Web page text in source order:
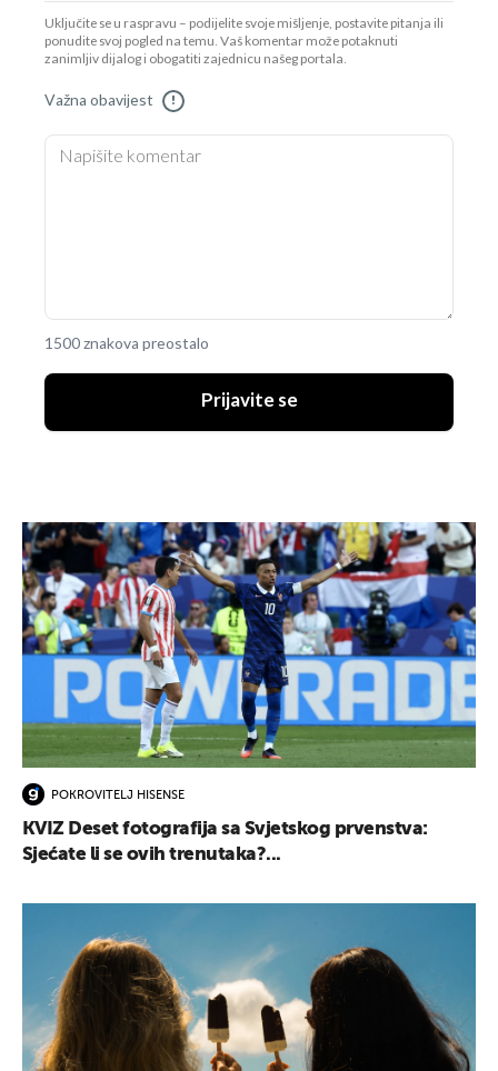
Uključite se u raspravu – podijelite svoje mišljenje, postavite pitanja ili
ponudite svoj pogled na temu. Vaš komentar može potaknuti
zanimljiv dijalog i obogatiti zajednicu našeg portala.
Važna obavijest !
1500 znakova preostalo
Prijavite se
POKROVITELJ HISENSE
KVIZ Deset fotografija sa Svjetskog prvenstva:
Sjećate li se ovih trenutaka?...